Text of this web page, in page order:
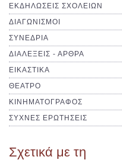
ΕΚΔΗΛΩΣΕΙΣ ΣΧΟΛΕΙΩΝ
ΔΙΑΓΩΝΙΣΜΟΙ
ΣΥΝΕΔΡΙΑ
ΔΙΑΛΕΞΕΙΣ - ΑΡΘΡΑ
ΕΙΚΑΣΤΙΚΑ
ΘΕΑΤΡΟ
ΚΙΝΗΜΑΤΟΓΡΑΦΟΣ
ΣΥΧΝΕΣ ΕΡΩΤΗΣΕΙΣ
Σχετικά με τη